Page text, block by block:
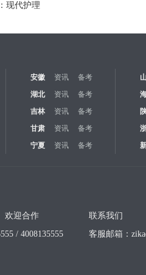
现代护理
安徽 资讯 备考
湖北 资讯 备考
吉林 资讯 备考
甘肃 资讯 备考
宁夏 资讯 备考
欢迎合作 联系我们
/ 4008135555
客服邮箱：